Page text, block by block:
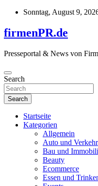
Skip
content
Sonntag, August 9,
firmenPR.de
Presseportal & News von
Search
Search
Startseite
Kategorien
Allgemein
Auto und Verkehr
Bau und
Beauty
Ecommerce
Essen und